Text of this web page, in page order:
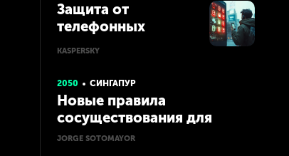
Защита от
телефонных
мошенников в
ИИ
KASPERSKY
2050 СИНГАПУР
Новые правила
сосуществования для
развития виртуального
JORGE SOTOMAYOR